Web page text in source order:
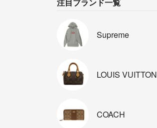
Supreme
LOUIS VUITTON
COACH